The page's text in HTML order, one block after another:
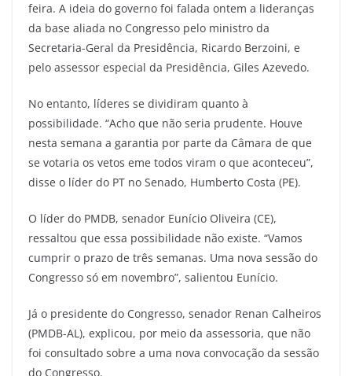
feira. A ideia do governo foi falada ontem a lideranças
da base aliada no Congresso pelo ministro da
Secretaria-Geral da Presidência, Ricardo Berzoini, e
pelo assessor especial da Presidência, Giles Azevedo.
No entanto, líderes se dividiram quanto à
possibilidade. “Acho que não seria prudente. Houve
nesta semana a garantia por parte da Câmara de que
se votaria os vetos eme todos viram o que aconteceu”,
disse o líder do PT no Senado, Humberto Costa (PE).
O líder do PMDB, senador Eunício Oliveira (CE),
ressaltou que essa possibilidade não existe. “Vamos
cumprir o prazo de três semanas. Uma nova sessão do
Congresso só em novembro”, salientou Eunício.
Já o presidente do Congresso, senador Renan Calheiros
(PMDB-AL), explicou, por meio da assessoria, que não
foi consultado sobre a uma nova convocação da sessão
do Congresso.